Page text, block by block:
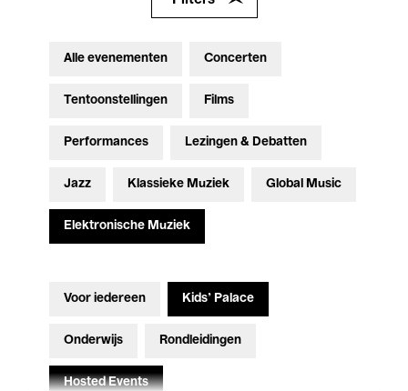
Alle evenementen Concerten
Tentoonstellingen Films
Performances Lezingen & Debatten
Jazz Klassieke Muziek Global Music
Elektronische Muziek
Voor iedereen Kids’ Palace
Onderwijs Rondleidingen
Hosted Events